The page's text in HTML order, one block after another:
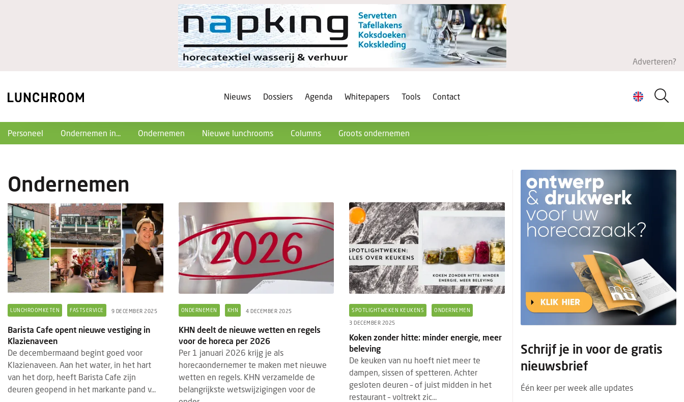
Adverteren?
Nieuws Dossiers Agenda Whitepapers Tools Contact
Personeel Ondernemen in... Ondernemen Nieuwe lunchrooms Columns Groots ondernemen
Ondernemen
LUNCHROOMKETEN FASTSERVICE 9 DECEMBER 2025
Barista Cafe opent nieuwe vestiging in
Klazienaveen
De decembermaand begint goed voor
Klazienaveen. Aan het water, in het hart
van het dorp, heeft Barista Cafe zijn
deuren geopend in het markante pand v...
ONDERNEMEN KHN 4 DECEMBER 2025
KHN deelt de nieuwe wetten en regels
voor de horeca per 2026
Per 1 januari 2026 krijg je als
horecaondernemer te maken met nieuwe
wetten en regels. KHN verzamelde de
belangrijkste wetswijzigingen voor de
SPOTLIGHTWEKEN KEUKENS ONDERNEMEN
3 DECEMBER 2025
Koken zonder hitte: minder energie, meer
beleving
De keuken van nu hoeft niet meer te
dampen, sissen of spetteren. Achter
gesloten deuren – of juist midden in het
restaurant – voltrekt zic...
Schrijf je in voor de gratis
nieuwsbrief
Één keer per week alle updates